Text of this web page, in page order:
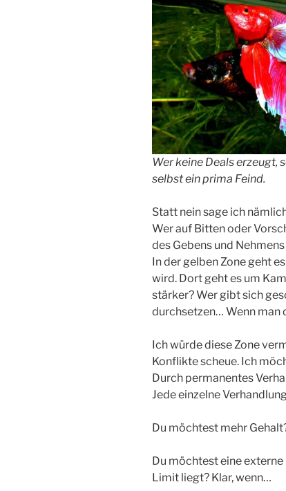
Wer keine Deals erzeugt,
selbst ein prima Feind.
Statt nein sage ich
Wer auf Bitten oder
des Gebens und
In der gelben Zone geht
wird. Dort geht es um
stärker? Wer gibt sich
durchsetzen… Wenn man
Ich würde diese Zone
Konflikte scheue. Ich
Durch permanentes
Jede einzelne
Du möchtest mehr
Du möchtest eine
Limit liegt? Klar, wenn…